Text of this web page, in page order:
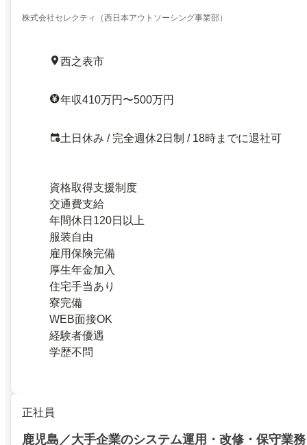
株式会社セレクティ（西日本アウトソーシング事業部）
西之表市
年収410万円〜500万円
土日休み / 完全週休2日制 / 18時までに退社可
資格取得支援制度
交通費支給
年間休日120日以上
服装自由
雇用保険完備
厚生年金加入
住宅手当あり
寮完備
WEB面接OK
経験者優遇
学歴不問
正社員
鹿児島／大手企業のシステム運用・改修・保守業務